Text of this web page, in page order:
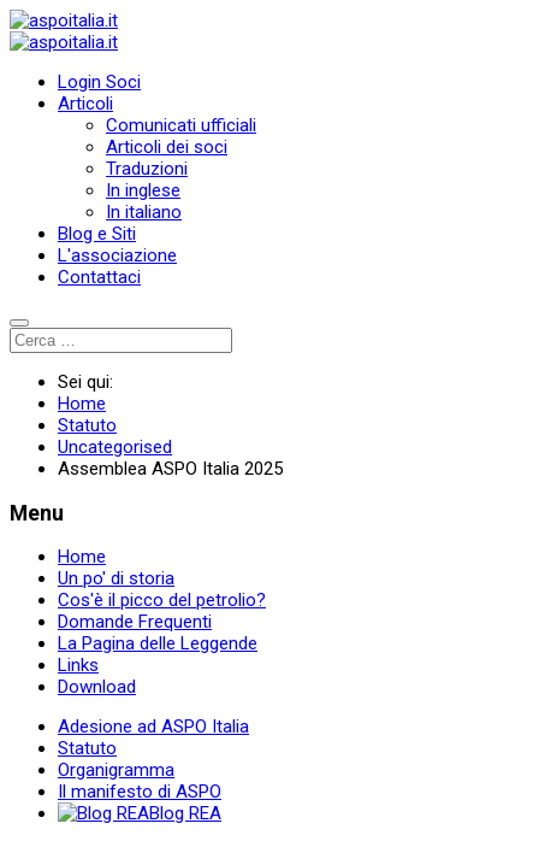
Login Soci
Articoli
Comunicati ufficiali
Articoli dei soci
Traduzioni
In inglese
In italiano
Blog e Siti
L'associazione
Contattaci
Sei qui:
Home
Statuto
Uncategorised
Assemblea ASPO Italia 2025
Menu
Home
Un po' di storia
Cos'è il picco del petrolio?
Domande Frequenti
La Pagina delle Leggende
Links
Download
Adesione ad ASPO Italia
Statuto
Organigramma
Il manifesto di ASPO
Blog REA